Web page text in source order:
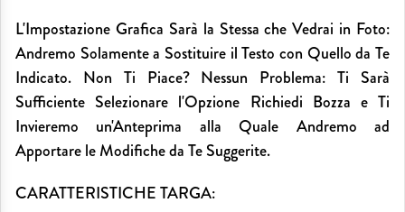
L'Impostazione Grafica Sarà la Stessa che Vedrai in Foto:
Andremo Solamente a Sostituire il Testo con Quello da Te
Indicato. Non Ti Piace? Nessun Problema: Ti Sarà
Sufficiente Selezionare l'Opzione Richiedi Bozza e Ti
Invieremo un'Anteprima alla Quale Andremo ad
Apportare le Modifiche da Te Suggerite.
CARATTERISTICHE TARGA: